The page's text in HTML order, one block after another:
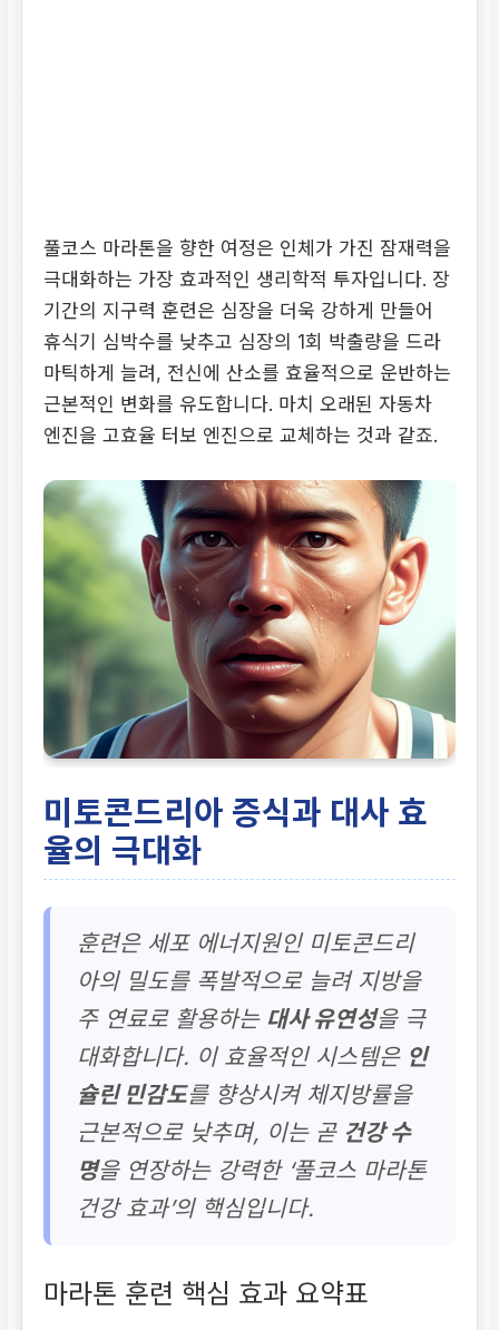
풀코스 마라톤을 향한 여정은 인체가 가진 잠재력을
극대화하는 가장 효과적인 생리학적 투자입니다. 장
기간의 지구력 훈련은 심장을 더욱 강하게 만들어
휴식기 심박수를 낮추고 심장의 1회 박출량을 드라
마틱하게 늘려, 전신에 산소를 효율적으로 운반하는
근본적인 변화를 유도합니다. 마치 오래된 자동차
엔진을 고효율 터보 엔진으로 교체하는 것과 같죠.
미토콘드리아 증식과 대사 효
율의 극대화
훈련은 세포 에너지원인 미토콘드리
아의 밀도를 폭발적으로 늘려 지방을
주 연료로 활용하는 대사 유연성을 극
대화합니다. 이 효율적인 시스템은 인
슐린 민감도를 향상시켜 체지방률을
근본적으로 낮추며, 이는 곧 건강 수
명을 연장하는 강력한 ‘풀코스 마라톤
건강 효과’의 핵심입니다.
마라톤 훈련 핵심 효과 요약표